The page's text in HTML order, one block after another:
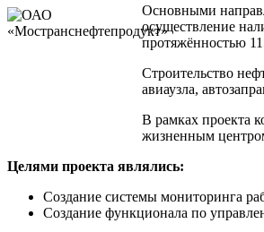
Основными
осуществление
протяжённостью
Строительство
авиаузла,
В рамках проекта
жизненным
Целями проекта являлись:
Создание системы мониторинга
Создание функционала по